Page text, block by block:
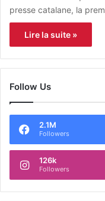
presse catalane, la
Lire la suite »
Follow Us
2.1M
Followers
126k
Followers